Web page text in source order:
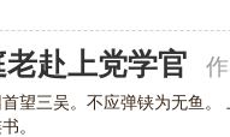
端午节 七夕节 中秋节 重阳节
诗 古文观止 辞赋精选 小学文
古诗三百首
老赴上党学官
望三吴。不应弹铗为无鱼。
。